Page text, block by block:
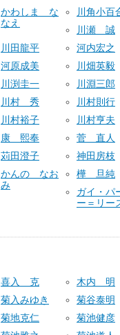
かわしま な
なえ
川角小百
川瀬 誠
川田龍平
河内宏之
河原成美
川畑英毅
川渕圭一
川淵三郎
川村 秀
川村則行
川村裕子
川村亨夫
康 熙奉
菅 直人
苅田澄子
神田房枝
かんの なお
み
樺 旦純
ガイ・パ
ー＝リー
喜入 克
木内 明
菊入みゆき
菊谷泰明
菊地克仁
菊池健彦